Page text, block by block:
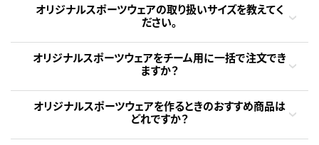
オリジナルスポーツウェアの取り扱いサイズを教えてく
ださい。
オリジナルスポーツウェアをチーム用に一括で注文でき
ますか？
オリジナルスポーツウェアを作るときのおすすめ商品は
どれですか？